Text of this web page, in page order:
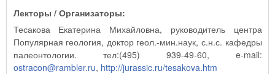
Лекторы / Организаторы:
Тесакова Екатерина Михайловна, руководитель центра
Популярная геология, доктор геол.-мин.наук, с.н.с. кафедры
палеонтологии. тел:(495) 939-49-60, e-mail:
ostracon@rambler.ru, http://jurassic.ru/tesakova.htm